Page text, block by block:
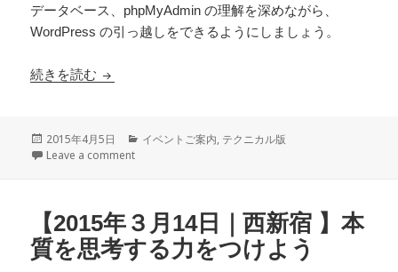
データベース、phpMyAdmin の理解を深めながら、
WordPress の引っ越しをできるようにしましょう。
続きを読む 【４月11日（土）】WordPress の引っ越しをし
投
稿
2015年4月5日
カ
イベントご案内, テクニカル版
Leave a comment
【2015年３月14日｜西新宿 】本
質を思考する力をつけよう